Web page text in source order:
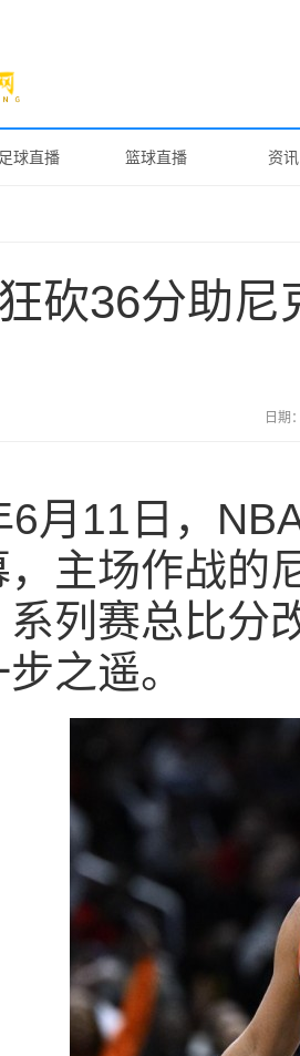
足球直播 篮球直播 资讯
砍36分助
日期
6月11日，
，主场作战的
系列赛总比分
之遥。